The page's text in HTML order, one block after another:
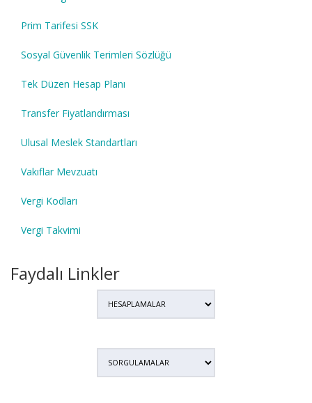
Prim Tarifesi SSK
Sosyal Güvenlik Terimleri Sözlüğü
Tek Düzen Hesap Planı
Transfer Fiyatlandırması
Ulusal Meslek Standartları
Vakıflar Mevzuatı
Vergi Kodları
Vergi Takvimi
Faydalı Linkler